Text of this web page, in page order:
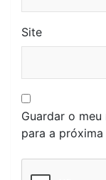
Site
Guardar o
para a